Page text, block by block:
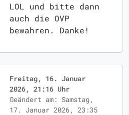
LOL und bitte dann
auch die OVP
bewahren. Danke!
Freitag, 16. Januar
2026, 21:16 Uhr
Geändert am: Samstag,
17. Januar 2026, 23:35